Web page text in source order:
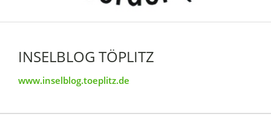
INSELBLOG TÖPLITZ
www.inselblog.toeplitz.de